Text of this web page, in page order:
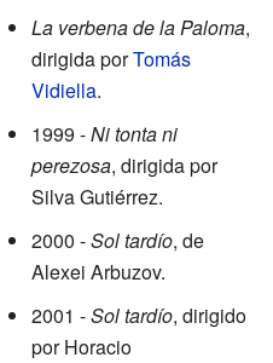
La verbena de la Paloma,
dirigida porTomás
Vidiella.
1999 -Ni tonta ni
perezosa, dirigida por
Silva Gutiérrez.
2000 -Sol tardío, de
Alexei Arbuzov.
2001 -Sol tardío, dirigido
por Horacio